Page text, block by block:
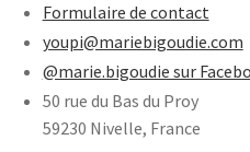
Formulaire de contact
youpi@mariebigoudie.com
@marie.bigoudie sur
50 rue du Bas du Proy
59230 Nivelle, France